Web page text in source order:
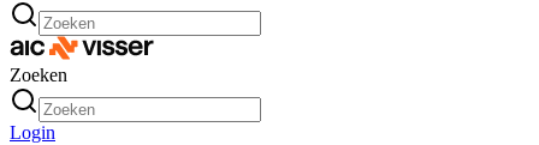
Zoeken
Login